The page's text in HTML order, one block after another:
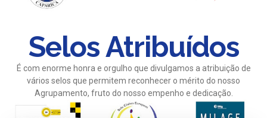
Selos Atribuídos
É com enorme honra e orgulho que divulgamos a atribuição de
vários selos que permitem reconhecer o mérito do nosso
Agrupamento, fruto do nosso empenho e dedicação.